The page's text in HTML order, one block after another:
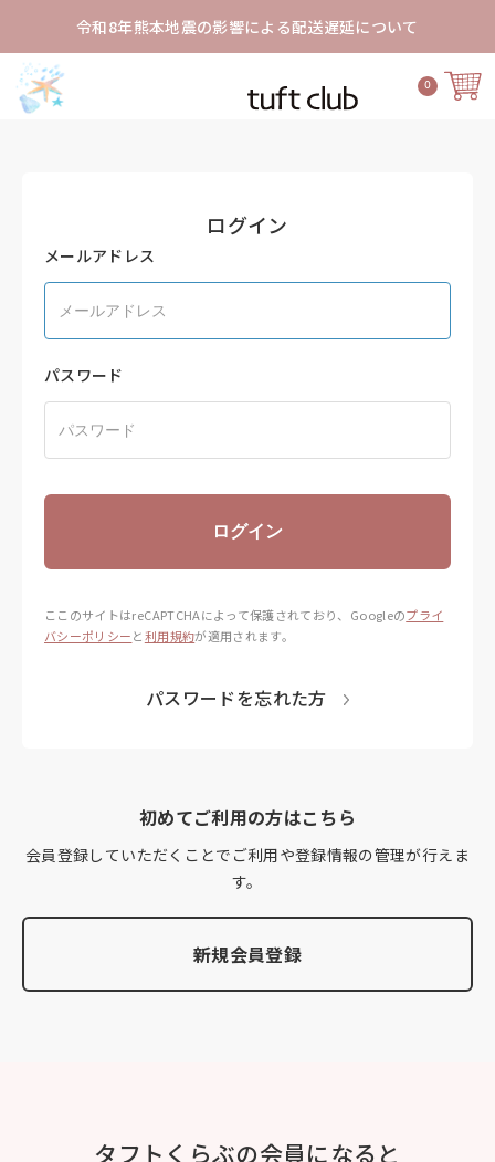
令和8年熊本地震の影響による配送遅延について
0
ログイン
メールアドレス
パスワード
ログイン
ここのサイトはreCAPTCHAによって保護されており、 Googleのプライ
バシーポリシーと利用規約が適用されます。
パスワードを忘れた方
初めてご利用の方はこちら
会員登録していただくことでご利用や登録情報の管理が行えま
す。
新規会員登録
タフトくらぶの会員になると